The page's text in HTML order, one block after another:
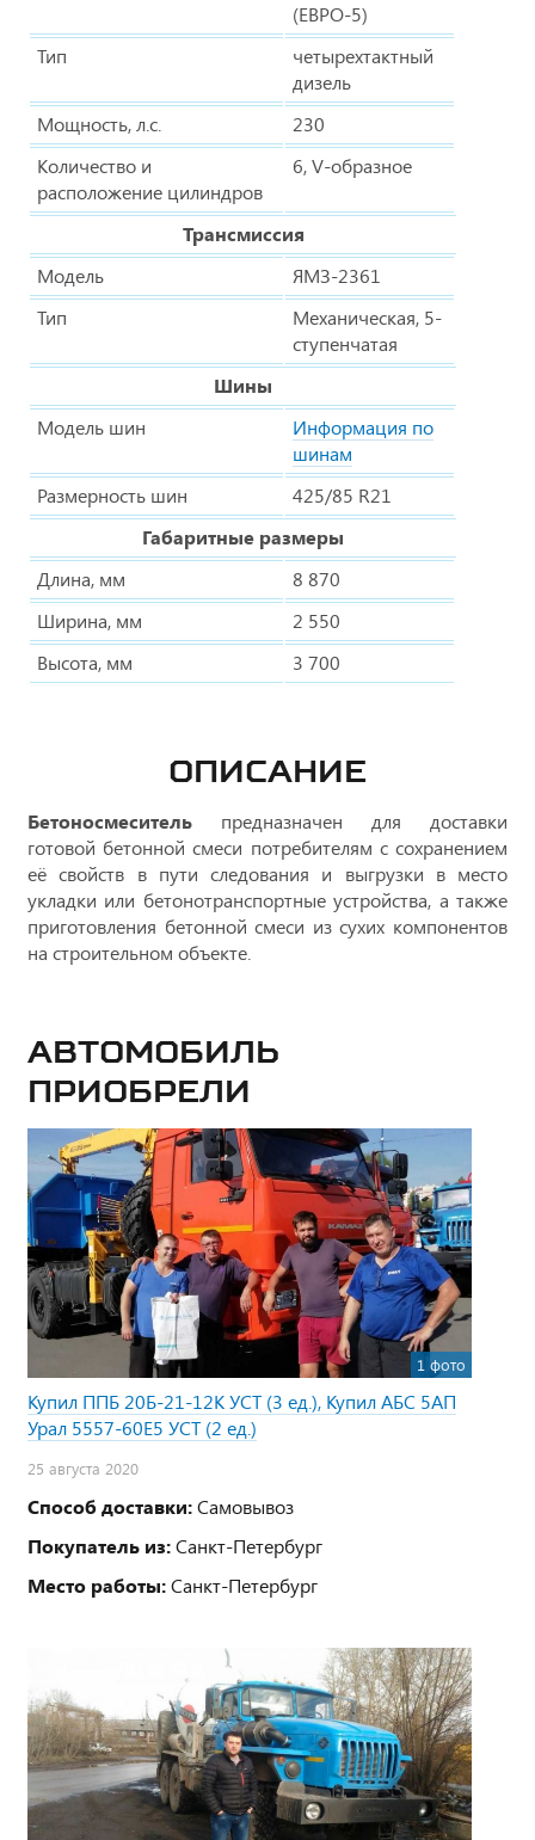
(ЕВРО-5)
Тип
четырехтактный
дизель
Мощность, л.с.
230
Количество и
расположение цилиндров
6, V-образное
Трансмиссия
Модель
ЯМЗ-2361
Тип
Механическая, 5-
ступенчатая
Шины
Модель шин
Информация по
шинам
Размерность шин
425/85 R21
Габаритные размеры
Длина, мм
8 870
Ширина, мм
2 550
Высота, мм
3 700
ОПИСАНИЕ
Бетоносмеситель предназначен для доставки
готовой бетонной смеси потребителям с сохранением
её свойств в пути следования и выгрузки в место
укладки или бетонотранспортные устройства, а также
приготовления бетонной смеси из сухих компонентов
на строительном объекте.
Автомобиль
приобрели
1 фото
Купил ППБ 20Б-21-12К УСТ (3 ед.), Купил АБС 5АП
Урал 5557-60Е5 УСТ (2 ед.)
25 августа 2020
Способ доставки:Самовывоз
Покупатель из:Санкт-Петербург
Место работы:Санкт-Петербург